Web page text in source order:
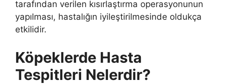
tarafından verilen kısırlaştırma operasyonunun
yapılması, hastalığın iyileştirilmesinde oldukça
etkilidir.
Köpeklerde Hasta
Tespitleri Nelerdir?